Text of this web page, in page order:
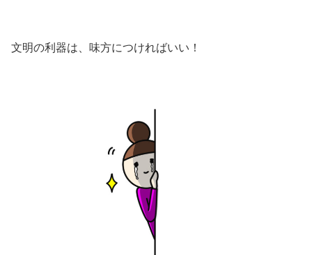
文明の利器は、味方につければいい！